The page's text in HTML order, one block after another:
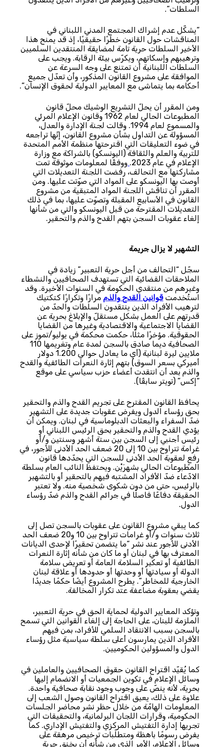
السلطات”.
“يشكّل عدم إشراك المجتمع المدني اللبناني في
المناقشات حول القانون خطرًا حقيقيًا، إذ قد يمنح هذا
الأخير السلطات حرية تامة لمضايقة المنتقدين السلميين
وترهيبهم وإسكاتهم، ويكرّس بيئة الرقابة. ويجب على
السلطات اللبنانية أن تمتنع على وجه السرعة عن
الموافقة على مشروع القانون المذكور، وأن تعدّل جميع
أحكامه بما يتماشى مع المعايير الدولية لحقوق الإنسان”.
ومن المقرر أن يحلّ التشريع الوشيك محلّ قانون
المطبوعات الحالي لعام 1962 وقانون الإعلام المرئي
والمسموع لعام 1994. وقالت لجنة الإدارة والعدل،
المسؤولة عن التداول بشأن مشروع القانون، إنّها تراجعه
في ضوء التعليقات التي اقترحتها منظمة الأمم المتحدة
للتربية والعلم والثقافة (اليونسكو) بالشراكة مع وزارة
الإعلام في عام 2023.
ووفقًا لمعلومات موثوقة تمت
مشاركتها مع التحالف، رفضت اللجنة التعديلات التي
أوصت بها اليونسكو على المواد التي صوّتت عليها. ومن
المقرر أن تناقش اللجنة المواد المتبقية من مشروع
القانون في الأسابيع المقبلة وتصوّت عليها، بما في ذلك
التعديلات المقترحة من قبل اليونسكو والتي من شأنها
إلغاء عقوبات السجن بتهم القدح والذم والتحقير.
التشهير لا يزال جريمة
سجّل “التحالف من أجل حرية التعبير” زيادة في
الملاحقات القضائية التي تستهدف الصحافيين والنشطاء
وغيرهم من منتقدي الحكومة في السنوات الأخيرة. وقد
استُخدمت قوانين القدح والذم مرارًا وتكرارًا كتكتيك
لترهيب الأفراد الذين ينتقدون السلطات والحدّ من
قدرتهم على العمل بشكل مستقلّ والإبلاغ بحرية عن
القضايا الاجتماعية والاقتصادية وغيرها من القضايا
الحقوقية. مؤخرًا مثلًا، حكمت محكمة في يوليو/تموز على
الصحافية ديما صادق بالسجن لمدة عام وتغريمها 110
ملايين ليرة لبنانية (أي ما يعادل حوالي 1.200 دولار
أميركي بسعر السوق) بتهم إثارة النعرات الطائفية والقدح
والذم بعد أن انتقدت أعضاء حزب سياسي على موقع
“إكس” (تويتر سابقًا).
يحافظ القانون المقترح على تجريم القدح والذم والتحقير
بحق رؤساء الدول ويفرض عقوبات جديدة على التشهير
ضدّ السفراء والبعثات الدبلوماسية في لبنان. ويمكن أن
يؤدي القدح والذم والتحقير بحق الرئيس اللبناني أو
رئيس أجنبي إلى السجن بين ستة أشهر وسنتين و/أو
غرامة تتراوح بين 10 إلى 20 ضعف الحد الأدنى للأجور، في
رفعٍ لعقوبة الحد الأدنى للسجن التي يحدّدها قانون
المطبوعات الحالي بشهرَيْن. ويحتفظ النائب العام بسلطة
الادّعاء ضدّ الأفراد المشتبه فيهم بالتحقير أو بالتشهير
بالرئيس، حتى من دون شكوى شخصية منه. ولا تعتبر
الحقيقة دفاعًا فاصلًا في جرائم القدح والذم ضدّ رؤساء
الدول.
كما يبقي مشروع القانون على عقوبات بالسجن تصل إلى
ثلاث سنوات و/أو غرامات تتراوح بين 10 و20 ضعف الحد
الأدنى للأجور عند نشر “ما يتضمن تحقيرًا لإحدى الديانات
المعترف بها في لبنان أو ما كان من شأنه إثارة النعرات
الطائفية أو تعكير السلامة العامة أو تعريض سلامة
الدولة أو سيادتها أو وحدتها أو حدودها أو علاقة لبنان
الخارجية للمخاطر”. يطرح المشروع أيضًا حكمًا جديدًا
يقضي بعقوبة مضاعفة عتد تكرار المخالفة.
وتؤكد المعايير الدولية لحماية الحق في حرية التعبير،
الملزمة للبنان، على الحاجة إلى إلغاء القوانين التي تسمح
بالسجن بسبب الانتقاد السلمي للأفراد، بمن فيهم
الأفراد الذين يمارسون أعلى سلطة سياسية مثل رؤساء
الدول والمسؤولين الحكوميين.
كما يُقيّد اقتراح القانون حقوق الصحافيين والعاملين في
وسائل الإعلام في تكوين الجمعيات أو الانضمام إليها
بحرية، لأنه ينصّ على وجوب وجود نقابة صحافية واحدة.
علاوة على ذلك، يعيق اقتراح القانون وصول الشعب إلى
المعلومات الهامّة من خلال حظر نشر محاضر الجلسات
الحكومية، وقرارات اللجان البرلمانية، والتحقيقات التي
تجريها إدارة التفتيش المركزي والتفتيش الإداري. كما
يفرض رسومًا باهظة ومتطلّبات ترخيص مرهقة على
وسائل الإعلام، الأمر الذي من شأنه أن يخنق حرية